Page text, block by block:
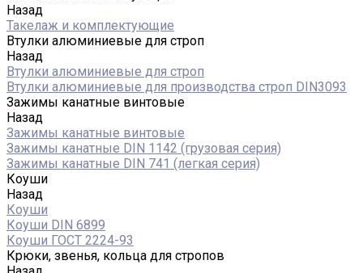
Назад
Такелаж и комплектующие
Втулки алюминиевые для строп
Назад
Втулки алюминиевые для строп
Втулки алюминиевые для производства строп DIN3093
Зажимы канатные винтовые
Назад
Зажимы канатные винтовые
Зажимы канатные DIN 1142 (грузовая серия)
Зажимы канатные DIN 741 (легкая серия)
Коуши
Назад
Коуши
Коуши DIN 6899
Коуши ГОСТ 2224-93
Крюки, звенья, кольца для стропов